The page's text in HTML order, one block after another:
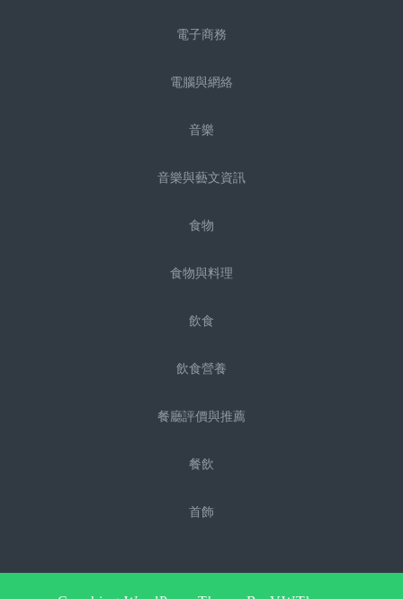
電子商務
電腦與網絡
音樂
音樂與藝文資訊
食物
食物與料理
飲食
飲食營養
餐廳評價與推薦
餐飲
首飾